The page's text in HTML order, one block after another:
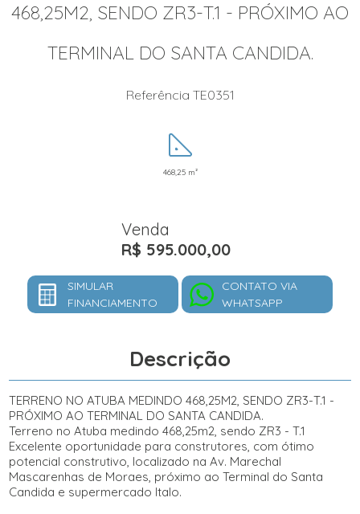
468,25M2, SENDO ZR3-T.1 - PRÓXIMO AO
TERMINAL DO SANTA CANDIDA.
Referência TE0351
468,25 m²
Venda
R$ 595.000,00
SIMULAR
FINANCIAMENTO
CONTATO VIA
WHATSAPP
Descrição
TERRENO NO ATUBA MEDINDO 468,25M2, SENDO ZR3-T.1 -
PRÓXIMO AO TERMINAL DO SANTA CANDIDA.
Terreno no Atuba medindo 468,25m2, sendo ZR3 - T.1
Excelente oportunidade para construtores, com ótimo
potencial construtivo, localizado na Av. Marechal
Mascarenhas de Moraes, próximo ao Terminal do Santa
Candida e supermercado Italo.